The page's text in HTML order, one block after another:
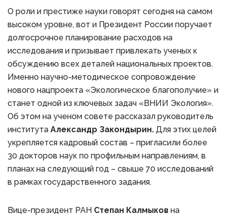
О роли и престиже науки говорят сегодня на самом
высоком уровне, вот и Президент России поручает
долгосрочное планирование расходов на
исследования и призывает привлекать ученых к
обсуждению всех деталей национальных проектов.
Именно научно-методическое сопровождение
нового нацпроекта «Экологическое благополучие» и
станет одной из ключевых задач «ВНИИ Экология».
Об этом на ученом совете рассказал руководитель
института Александр Закондырин. Для этих целей
укрепляется кадровый состав – пригласили более
30 докторов наук по профильным направлениям, в
планах на следующий год – свыше 70 исследований
в рамках государственного задания.
Вице-президент РАН Степан Калмыков на